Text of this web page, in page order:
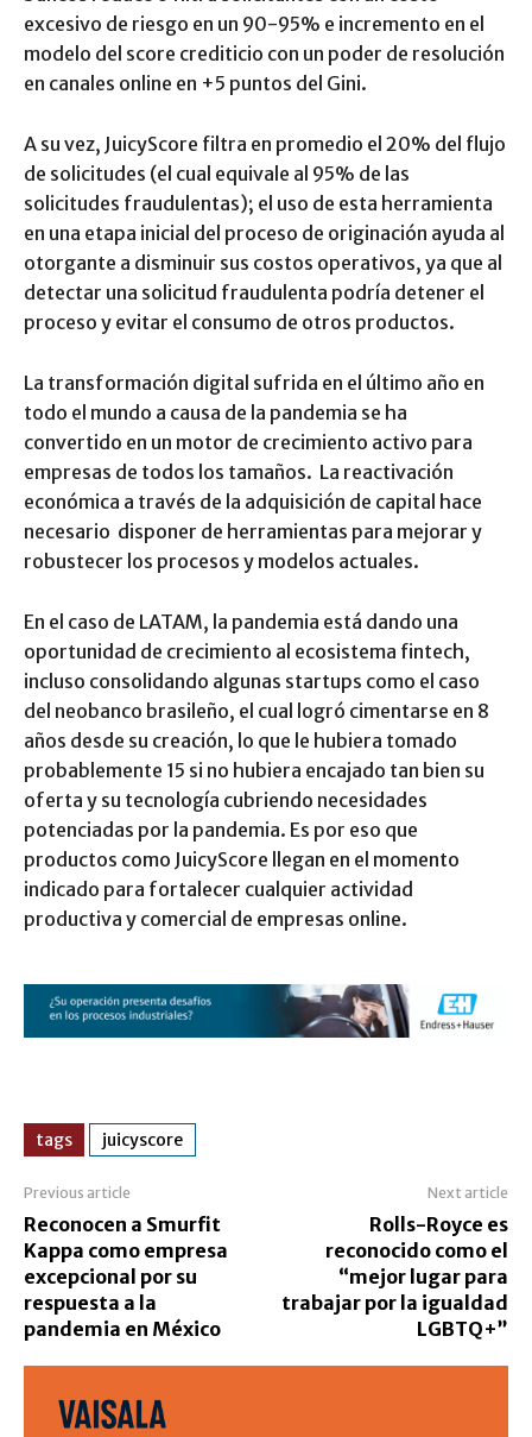
excesivo de riesgo en un 90-95% e incremento en el
modelo del score crediticio con un poder de resolución
en canales online en +5 puntos del Gini.
A su vez, JuicyScore filtra en promedio el 20% del flujo
de solicitudes (el cual equivale al 95% de las
solicitudes fraudulentas); el uso de esta herramienta
en una etapa inicial del proceso de originación ayuda al
otorgante a disminuir sus costos operativos, ya que al
detectar una solicitud fraudulenta podría detener el
proceso y evitar el consumo de otros productos.
La transformación digital sufrida en el último año en
todo el mundo a causa de la pandemia se ha
convertido en un motor de crecimiento activo para
empresas de todos los tamaños. La reactivación
económica a través de la adquisición de capital hace
necesario disponer de herramientas para mejorar y
robustecer los procesos y modelos actuales.
En el caso de LATAM, la pandemia está dando una
oportunidad de crecimiento al ecosistema fintech,
incluso consolidando algunas startups como el caso
del neobanco brasileño, el cual logró cimentarse en 8
años desde su creación, lo que le hubiera tomado
probablemente 15 si no hubiera encajado tan bien su
oferta y su tecnología cubriendo necesidades
potenciadas por la pandemia. Es por eso que
productos como JuicyScore llegan en el momento
indicado para fortalecer cualquier actividad
productiva y comercial de empresas online.
tags juicyscore
Previous article
Reconocen a Smurfit
Kappa como empresa
excepcional por su
respuesta a la
pandemia en México
Next article
Rolls-Royce es
reconocido como el
“mejor lugar para
trabajar por la igualdad
LGBTQ+”